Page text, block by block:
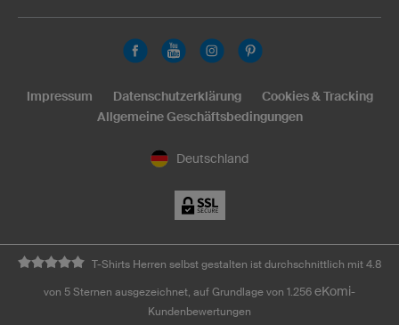
Deutschland
Impressum Datenschutzerklärung
Cookies & Tracking
Allgemeine Geschäftsbedingungen
T-Shirts Herren selbst gestalten ist durchschnittlich mit 4.8
von 5 Sternen ausgezeichnet, auf Grundlage von 1.256 eKomi-
Kundenbewertungen